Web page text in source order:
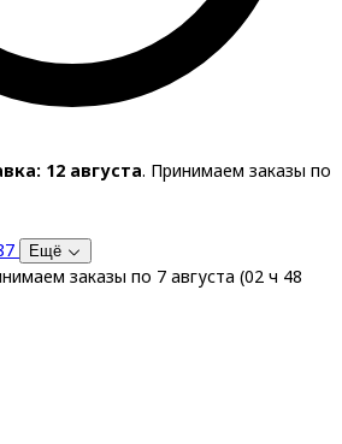
12 августа. Принимаем заказы по
Ещё
заказы по 7 августа (02 ч 48